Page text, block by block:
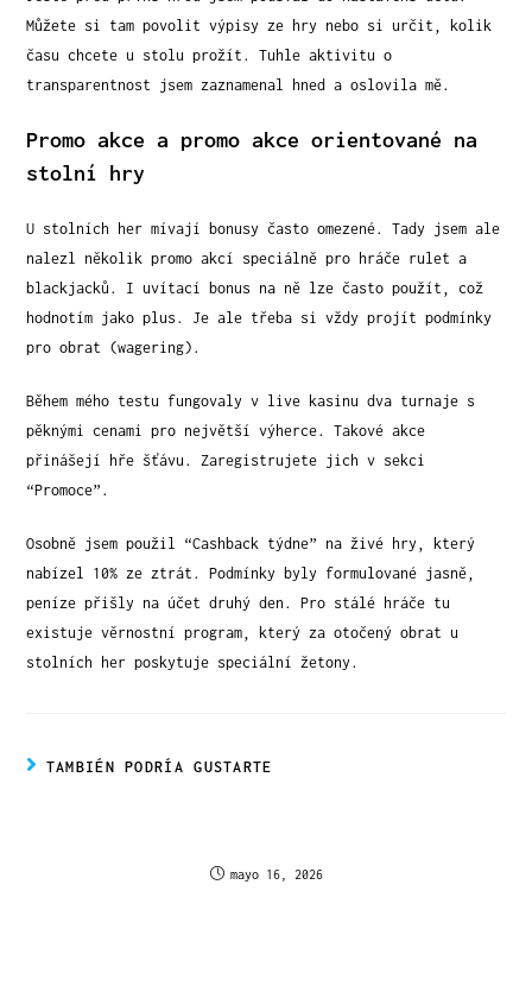
Můžete si tam povolit výpisy ze hry nebo si určit, kolik
času chcete u stolu prožít. Tuhle aktivitu o
transparentnost jsem zaznamenal hned a oslovila mě.
Promo akce a promo akce orientované na
stolní hry
U stolních her mívají bonusy často omezené. Tady jsem ale
nalezl několik promo akcí speciálně pro hráče rulet a
blackjacků. I uvítací bonus na ně lze často použít, což
hodnotím jako plus. Je ale třeba si vždy projít podmínky
pro obrat (wagering).
Během mého testu fungovaly v live kasinu dva turnaje s
pěknými cenami pro největší výherce. Takové akce
přinášejí hře šťávu. Zaregistrujete jich v sekci
“Promoce”.
Osobně jsem použil “Cashback týdne” na živé hry, který
nabízel 10% ze ztrát. Podmínky byly formulované jasně,
peníze přišly na účet druhý den. Pro stálé hráče tu
existuje věrnostní program, který za otočený obrat u
stolních her poskytuje speciální žetony.
TAMBIÉN PODRÍA GUSTARTE
mayo 16, 2026